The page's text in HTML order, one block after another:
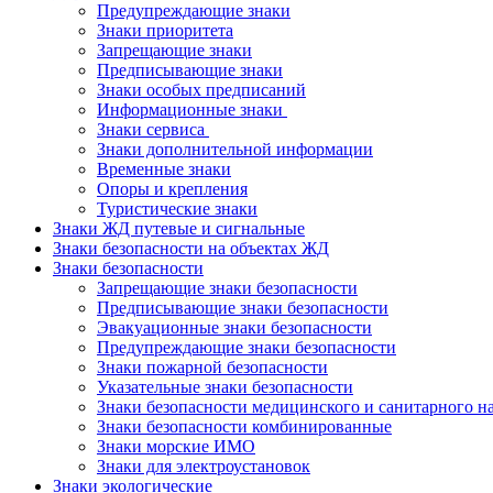
Предупреждающие знаки
Знаки приоритета
Запрещающие знаки
Предписывающие знаки
Знаки особых предписаний
Информационные знаки
Знаки сервиса
Знаки дополнительной информации
Временные знаки
Опоры и крепления
Туристические знаки
Знаки ЖД путевые и сигнальные
Знаки безопасности на объектах ЖД
Знаки безопасности
Запрещающие знаки безопасности
Предписывающие знаки безопасности
Эвакуационные знаки безопасности
Предупреждающие знаки безопасности
Знаки пожарной безопасности
Указательные знаки безопасности
Знаки безопасности медицинского и санитарного
Знаки безопасности комбинированные
Знаки морские ИМО
Знаки для электроустановок
Знаки экологические